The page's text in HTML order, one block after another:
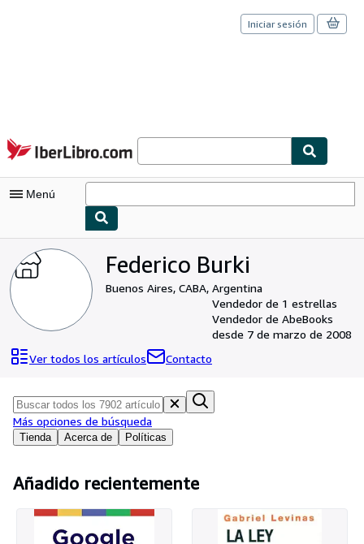
Pasar al contenido principal
IberLibro.com
Iniciar sesión
Menú
Mi cuenta
Consultar mis pedidos
Cerrar sesión
Colecciones
Libros antiguos
Arte y coleccionismo
Comenzar a vender
Ayuda
Federico Burki
Buenos Aires, CABA, Argentina
Vendedor de 1 estrellas
Vendedor de AbeBooks
desde 7 de marzo de 2008
Ver todos los artículos
Contacto
Tienda Acerca de Políticas
Más opciones de búsqueda
Añadido recientemente